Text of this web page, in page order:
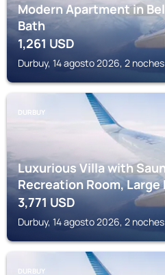
Modern Apartment in
Bath
1,261USD
Durbuy, 14 agosto 2026, 2 noches
DURBUY
Luxurious Villa with
Recreation Room, Large
3,771 USD
Durbuy, 14 agosto 2026, 2 noches
DURBUY